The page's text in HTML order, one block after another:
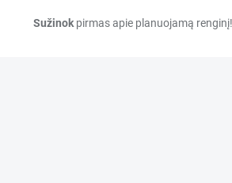
Sužinok pirmas apie planuojamą renginį!